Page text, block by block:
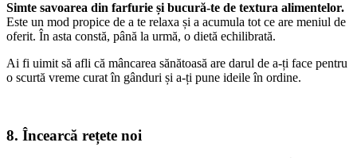
Simte savoarea din farfurie și bucură-te de textura alimentelor.
Este un mod propice de a te relaxa și a acumula tot ce are meniul de
oferit. În asta constă, până la urmă, o dietă echilibrată.
Ai fi uimit să afli că mâncarea sănătoasă are darul de a-ți face pentru
o scurtă vreme curat în gânduri și a-ți pune ideile în ordine.
8. Încearcă rețete noi